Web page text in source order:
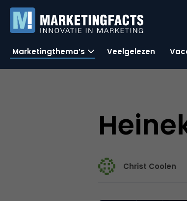
Marketingthema’s Veelgelezen
Christ Coolen